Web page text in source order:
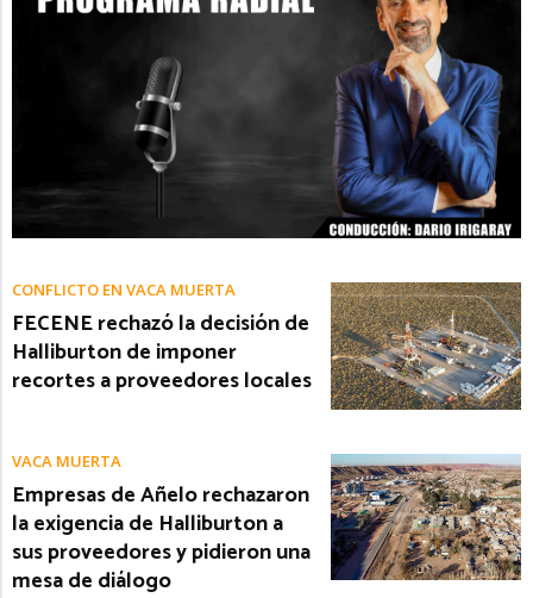
CONFLICTO EN VACA MUERTA
FECENE rechazó la decisión de
Halliburton de imponer
recortes a proveedores locales
VACA MUERTA
Empresas de Añelo rechazaron
la exigencia de Halliburton a
sus proveedores y pidieron una
mesa de diálogo